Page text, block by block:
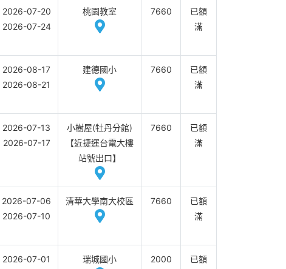
2026-07-20
2026-07-24
桃園教室 7660
已額
滿
2026-08-17
2026-08-21
建德國小 7660
已額
滿
2026-07-13
2026-07-17
小樹屋(牡丹分館)
【近捷運台電大樓
站號出口】
7660
已額
滿
2026-07-06
2026-07-10
清華大學南大校區 7660
已額
滿
2026-07-01 瑞城國小 2000 已額